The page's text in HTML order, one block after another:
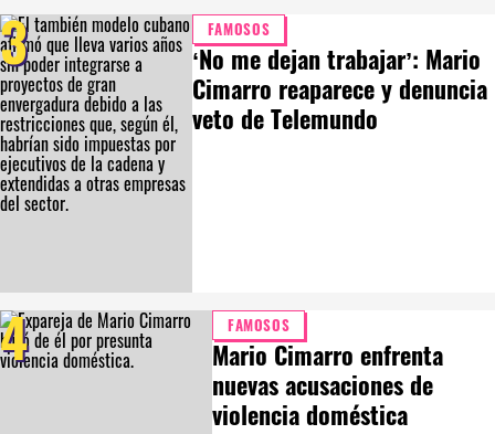
3 FAMOSOS
‘No me dejan trabajar’: Mario
Cimarro reaparece y denuncia
veto de Telemundo
4 FAMOSOS
Mario Cimarro enfrenta
nuevas acusaciones de
violencia doméstica